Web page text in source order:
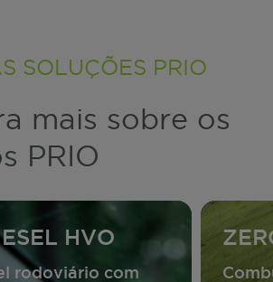
SOLUÇÕES PRIO
mais sobre os
PRIO
HVO
rodoviário com